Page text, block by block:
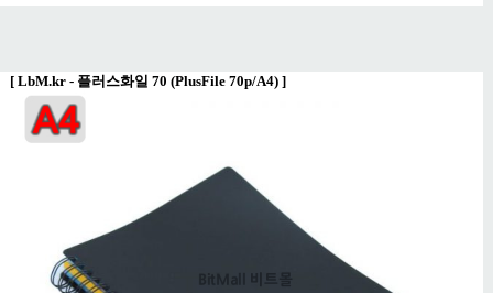
[ LbM.kr - 플러스화일 70 (PlusFile 70p/A4) ]